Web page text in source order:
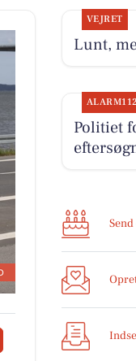
VEJRET
Lunt,
ALARM112
Politiet